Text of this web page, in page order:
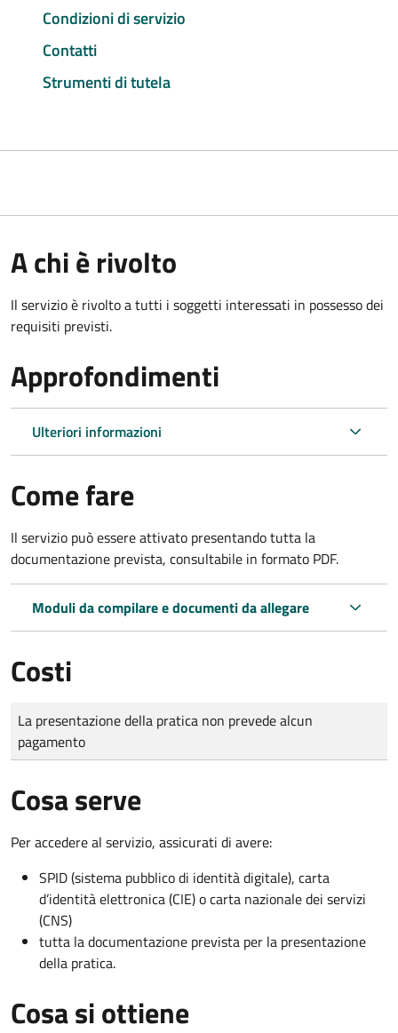
Condizioni di servizio
Contatti
Strumenti di tutela
A chi è rivolto
Il servizio è rivolto a tutti i soggetti interessati in possesso dei
requisiti previsti.
Approfondimenti
Ulteriori informazioni
Come fare
Il servizio può essere attivato presentando tutta la
documentazione prevista, consultabile in formato PDF.
Moduli da compilare e documenti da allegare
Costi
Tipo di pagamento
Importo
La presentazione della pratica non prevede alcun
pagamento
Cosa serve
Per accedere al servizio, assicurati di avere:
SPID (sistema pubblico di identità digitale), carta
d’identità elettronica (CIE) o carta nazionale dei servizi
(CNS)
tutta la documentazione prevista per la presentazione
della pratica.
Cosa si ottiene